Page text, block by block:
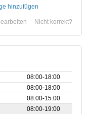
hinzufügen
Nicht korrekt?
08:00‑18:00
08:00‑18:00
08:00‑15:00
08:00‑19:00